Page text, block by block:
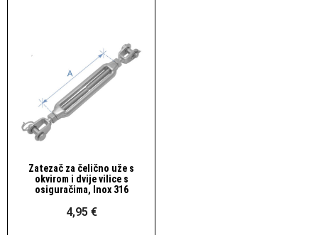
Brzi pogled
Zatezač za čelično uže s
okvirom i dvije vilice s
osiguračima, Inox 316
4,95 €